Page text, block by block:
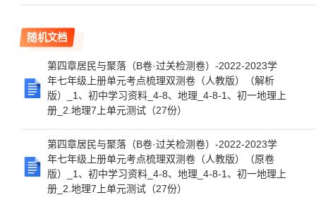
随机文档
第四章居民与聚落（B卷·过关检测卷）-2022-2023学
年七年级上册单元考点梳理双测卷（人教版）（解析
版）_1、初中学习资料_4-8、地理_4-8-1、初一地理上
册_2.地理7上单元测试（27份）
第四章居民与聚落（B卷·过关检测卷）-2022-2023学
年七年级上册单元考点梳理双测卷（人教版）（原卷
版）_1、初中学习资料_4-8、地理_4-8-1、初一地理上
册_2.地理7上单元测试（27份）